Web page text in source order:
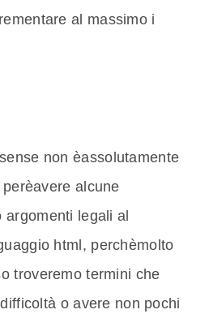
al massimo i
non èassolutamente
alcune
argomenti legali al
html, perchèmolto
troveremo termini che
o avere non pochi